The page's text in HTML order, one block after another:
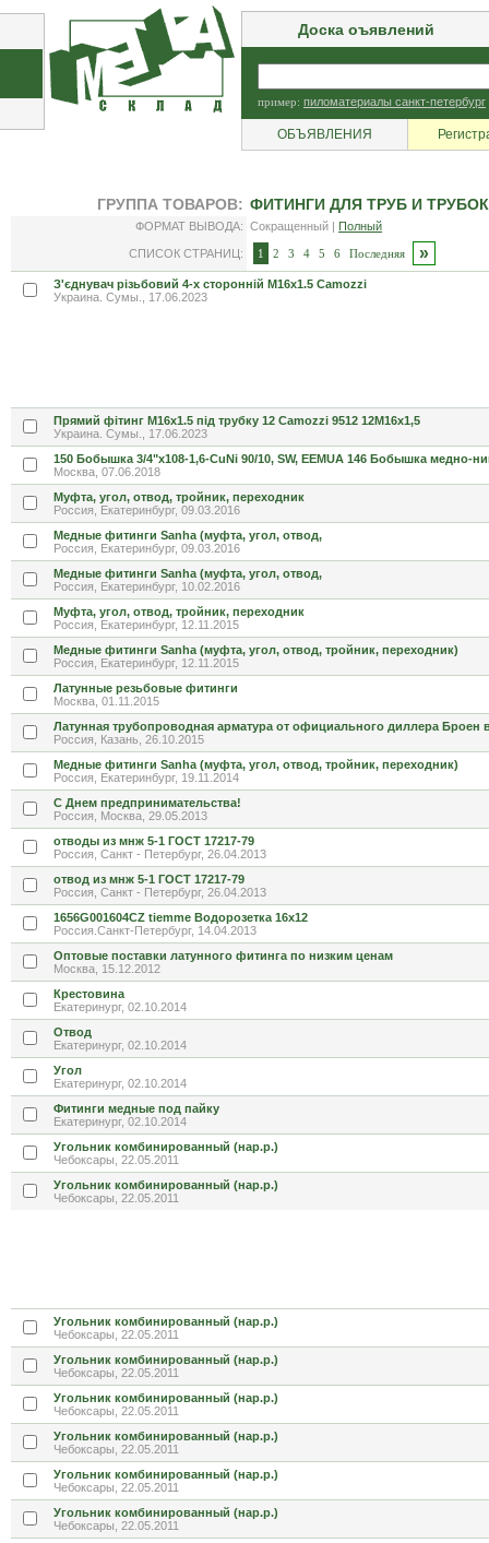
Доска оъявлений
пример: пиломатериалы санкт-петербург
ОБЪЯВЛЕНИЯ
ГРУППА ТОВАРОВ: ФИТИНГИ ДЛЯ ТРУБ И
ФОРМАТ ВЫВОДА: Сокращенный | Полный
СПИСОК СТРАНИЦ: 1 2 3 4 5 6 Последняя »
З'єднувач різьбовий 4-х сторонній М16х1.5 Camozzi
Украина. Сумы., 17.06.2023
Прямий фітинг M16x1.5 під трубку 12 Camozzi 9512 12М16х1,5
Украина. Сумы., 17.06.2023
150 Бобышка 3/4"х108-1,6-СuNi 90/10, SW, EEMUA 146 Бобышка медно-
Москва, 07.06.2018
Муфта, угол, отвод, тройник, переходник
Россия, Екатеринбург, 09.03.2016
Медные фитинги Sanha (муфта, угол, отвод,
Россия, Екатеринбург, 09.03.2016
Медные фитинги Sanha (муфта, угол, отвод,
Россия, Екатеринбург, 10.02.2016
Муфта, угол, отвод, тройник, переходник
Россия, Екатеринбург, 12.11.2015
Медные фитинги Sanha (муфта, угол, отвод, тройник, переходник)
Россия, Екатеринбург, 12.11.2015
Латунные резьбовые фитинги
Москва, 01.11.2015
Латунная трубопроводная арматура от официального диллера Броен
Россия, Казань, 26.10.2015
Медные фитинги Sanha (муфта, угол, отвод, тройник, переходник)
Россия, Екатеринбург, 19.11.2014
С Днем предпринимательства!
Россия, Москва, 29.05.2013
отводы из мнж 5-1 ГОСТ 17217-79
Россия, Санкт - Петербург, 26.04.2013
отвод из мнж 5-1 ГОСТ 17217-79
Россия, Санкт - Петербург, 26.04.2013
1656G001604CZ tiemme Водорозетка 16x12
Россия.Санкт-Петербург, 14.04.2013
Оптовые поставки латунного фитинга по низким ценам
Москва, 15.12.2012
Крестовина
Екатеринург, 02.10.2014
Отвод
Екатеринург, 02.10.2014
Угол
Екатеринург, 02.10.2014
Фитинги медные под пайку
Екатеринург, 02.10.2014
Угольник комбинированный (нар.р.)
Чебоксары, 22.05.2011
Угольник комбинированный (нар.р.)
Чебоксары, 22.05.2011
Угольник комбинированный (нар.р.)
Чебоксары, 22.05.2011
Угольник комбинированный (нар.р.)
Чебоксары, 22.05.2011
Угольник комбинированный (нар.р.)
Чебоксары, 22.05.2011
Угольник комбинированный (нар.р.)
Чебоксары, 22.05.2011
Угольник комбинированный (нар.р.)
Чебоксары, 22.05.2011
Угольник комбинированный (нар.р.)
Чебоксары, 22.05.2011